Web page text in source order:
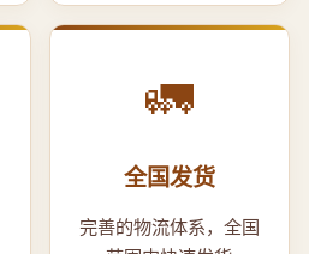
🚛
全国发货
完善的物流体系，全国